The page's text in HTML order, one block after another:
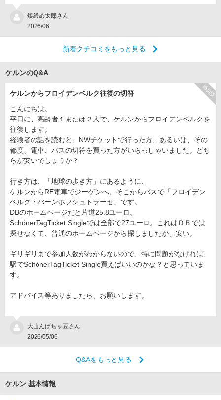
燒締め太郎さん
2026/06
新着クチコミをもっと見る
ケルンのQ&A
締切済
ケルンからフロイデンベルク往復の切符
こんにちは。
平日に、高齢者１または２人で、ケルンからフロイデンベルクを
往復します。
経験者の話を読むと、NWチケットで行った方、あるいは、その
都度、電車、バスの切符を買った方がいらっしゃいました。どち
らが安いでしょうか？
行き方は、「地球の歩き方」にあるように、
ケルンからRE電車でジーゲンへ。そこからバスで「フロイデン
ベルク・バーンホフシュトラーセ」です。
DBのホームページだと片道25.8ユーロ。
SchönerTagTicket Singleでは全部で27ユーロ。これはＤＢでは
探せなくて、普通のホームページから探しましたが、安い。
ギリギリまで参加人数がわからないので、特に問題がなければ、
駅でSchönerTagTicket Single買えばいいのかな？と思っていま
す。
アドバイス等ありましたら、お願いします。
大山んばちゃ豆さん
2026/05/06
Q&Aをもっと見る
ケルン 基本情報